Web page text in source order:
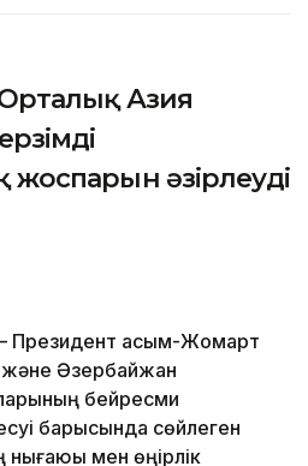
Азия
әзірлеуді
Президент Қасым-Жомарт
Әзербайжан
бейресми
барысында сөйлеген
нығаюы мен өңірлік